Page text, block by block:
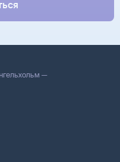
—